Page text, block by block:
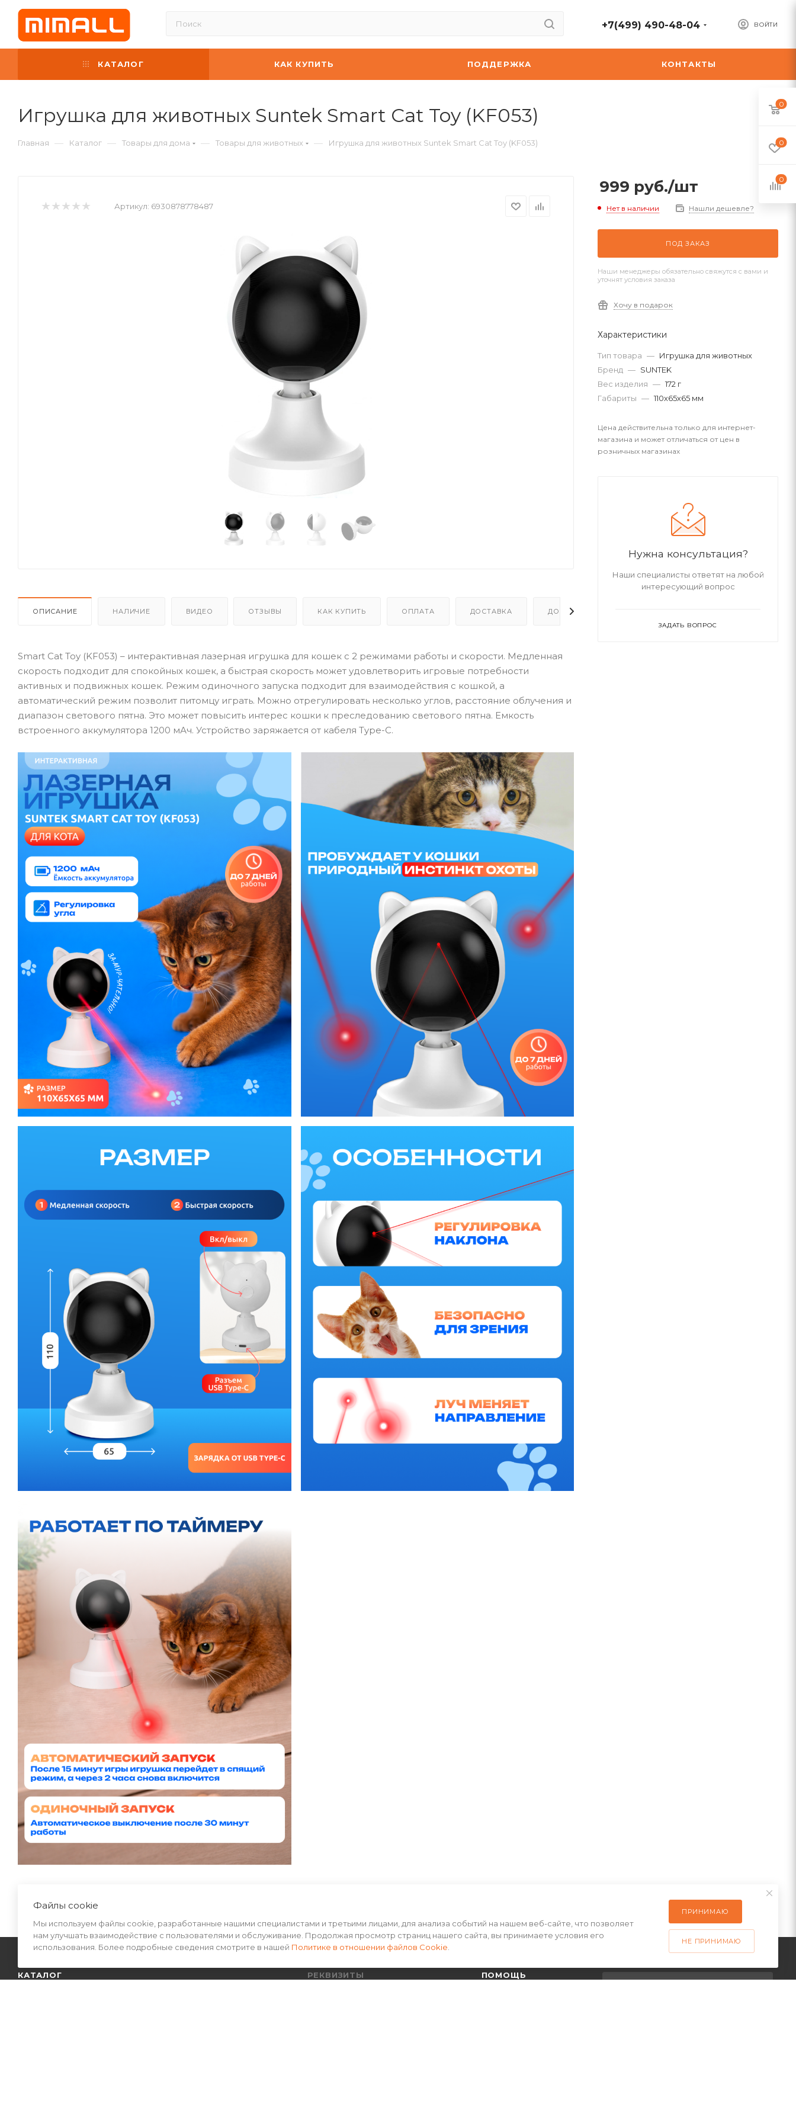
ВОЙТИ
+7(499) 490-48-04
КАТАЛОГ КАК КУПИТЬ ПОДДЕРЖКА КОНТАКТЫ
Игрушка для животных Suntek Smart Cat Toy (KF053)
Главная — Каталог — Товары для дома — Товары для животных — Игрушка для животных Suntek Smart Cat Toy (KF053)
Артикул: 6930878778487
ОПИСАНИЕ НАЛИЧИЕ ВИДЕО ОТЗЫВЫ КАК КУПИТЬ ОПЛАТА ДОСТАВКА ДОПОЛНИТЕЛЬНО
Smart Cat Toy (KF053) – интерактивная лазерная игрушка для кошек с 2 режимами работы и скорости. Медленная
скорость подходит для спокойных кошек, а быстрая скорость может удовлетворить игровые потребности
активных и подвижных кошек. Режим одиночного запуска подходит для взаимодействия с кошкой, а
автоматический режим позволит питомцу играть. Можно отрегулировать несколько углов, расстояние облучения и
диапазон светового пятна. Это может повысить интерес кошки к преследованию светового пятна. Емкость
встроенного аккумулятора 1200 мАч. Устройство заряжается от кабеля Type-C.
999 руб./шт
Нет в наличии Нашли дешевле?
ПОД ЗАКАЗ
Наши менеджеры обязательно свяжутся с вами и
уточнят условия заказа
Хочу в подарок
Характеристики
Тип товара — Игрушка для животных
Бренд — SUNTEK
Вес изделия — 172 г
Габариты — 110х65х65 мм
Цена действительна только для интернет-
магазина и может отличаться от цен в
розничных магазинах
Нужна консультация?
Наши специалисты ответят на любой
интересующий вопрос
ЗАДАТЬ ВОПРОС
КАТАЛОГ РЕКВИЗИТЫ ПОМОЩЬ
0
0
0
Файлы cookie
Мы используем файлы cookie, разработанные нашими специалистами и третьими лицами, для анализа событий на нашем веб-сайте, что позволяет
нам улучшать взаимодействие с пользователями и обслуживание. Продолжая просмотр страниц нашего сайта, вы принимаете условия его
использования. Более подробные сведения смотрите в нашей Политике в отношении файлов Cookie
ПРИНИМАЮ
НЕ ПРИНИМАЮ